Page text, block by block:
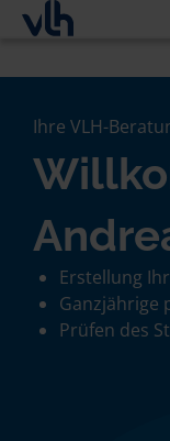
Ihre VLH-
Erstellung
Ganzjährige
Prüfen des